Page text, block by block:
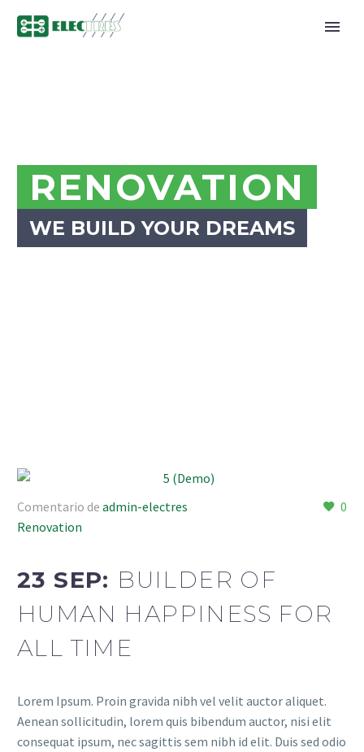
RENOVATION
WE BUILD YOUR DREAMS
0
Comentario de admin-electres
Renovation
23 SEP: BUILDER OF
HUMAN HAPPINESS FOR
ALL TIME
Lorem Ipsum. Proin gravida nibh vel velit auctor aliquet.
Aenean sollicitudin, lorem quis bibendum auctor, nisi elit
consequat ipsum, nec sagittis sem nibh id elit. Duis sed odio